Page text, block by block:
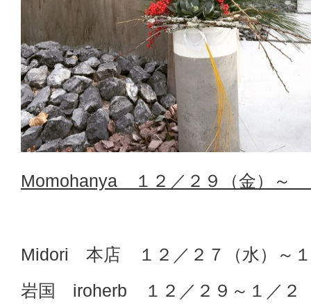
Momohanya １２／２９（金）～
Midori 本店 １２／２７（水）～
岩国 iroherb １２／２９～１／２